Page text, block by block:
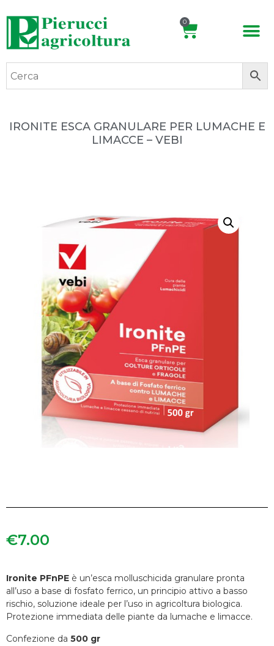
0
IRONITE ESCA GRANULARE PER LUMACHE E
LIMACCE – VEBI
€7.00
Ironite PFnPE è un’esca molluschicida granulare pronta
all’uso a base di fosfato ferrico, un principio attivo a basso
rischio, soluzione ideale per l’uso in agricoltura biologica.
Protezione immediata delle piante da lumache e limacce.
Confezione da 500 gr